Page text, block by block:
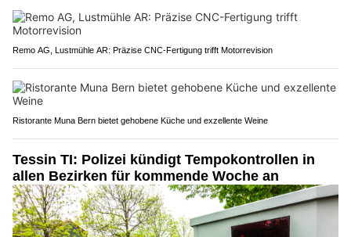
Remo AG, Lustmühle AR: Präzise CNC-Fertigung trifft Motorrevision
Ristorante Muna Bern bietet gehobene Küche und exzellente Weine
Tessin TI: Polizei kündigt Tempokontrollen in
allen Bezirken für kommende Woche an